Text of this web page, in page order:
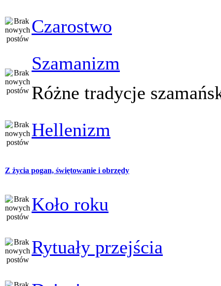
Czarostwo
Szamanizm
Różne tradycje
Hellenizm
Z życia pogan, świętowanie i obrzędy
Koło roku
Rytuały przejścia